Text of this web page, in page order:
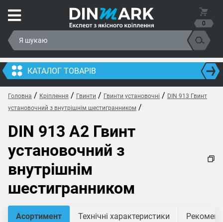
0
КАТАЛОГ ТОВАРІВ
Головна / Кріплення / Гвинти / Гвинти установочні / DIN 913 Гвинт
установочний з внутрішнім шестигранником /
DIN 913 A2 Гвинт
установочний з
внутрішнім
шестигранником
Асортимент Технічні характеристики